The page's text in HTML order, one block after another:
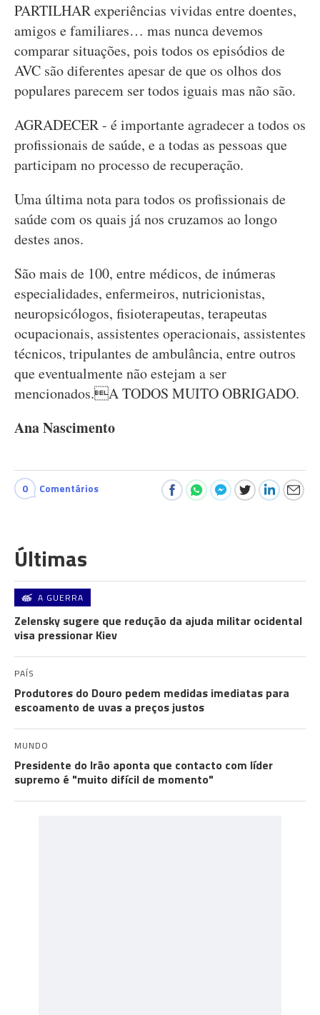
PARTILHAR experiências vividas entre doentes,
amigos e familiares… mas nunca devemos
comparar situações, pois todos os episódios de
AVC são diferentes apesar de que os olhos dos
populares parecem ser todos iguais mas não são.
AGRADECER - é importante agradecer a todos os
profissionais de saúde, e a todas as pessoas que
participam no processo de recuperação.
Uma última nota para todos os profissionais de
saúde com os quais já nos cruzamos ao longo
destes anos.
São mais de 100, entre médicos, de inúmeras
especialidades, enfermeiros, nutricionistas,
neuropsicólogos, fisioterapeutas, terapeutas
ocupacionais, assistentes operacionais, assistentes
técnicos, tripulantes de ambulância, entre outros
que eventualmente não estejam a ser
mencionados.A TODOS MUITO OBRIGADO.
Ana Nascimento
0 Comentários
Últimas
A GUERRA
Zelensky sugere que redução da ajuda militar ocidental
visa pressionar Kiev
PAÍS
Produtores do Douro pedem medidas imediatas para
escoamento de uvas a preços justos
MUNDO
Presidente do Irão aponta que contacto com líder
supremo é "muito difícil de momento"